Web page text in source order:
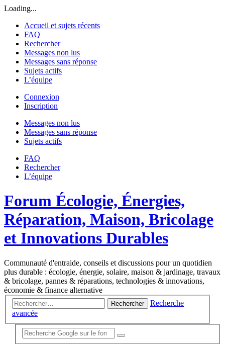
Loading...
Accueil et sujets récents
FAQ
Rechercher
Messages non lus
Messages sans réponse
Sujets actifs
L’équipe
Connexion
Inscription
Messages non lus
Messages sans réponse
Sujets actifs
FAQ
Rechercher
L’équipe
Forum Écologie, Énergies,
Réparation, Maison, Bricolage
et Innovations Durables
Communauté d'entraide, conseils et discussions pour un quotidien
plus durable : écologie, énergie, solaire, maison & jardinage, travaux
& bricolage, pannes & réparations, technologies & innovations,
économie & finance alternative
Rechercher
Recherche
avancée